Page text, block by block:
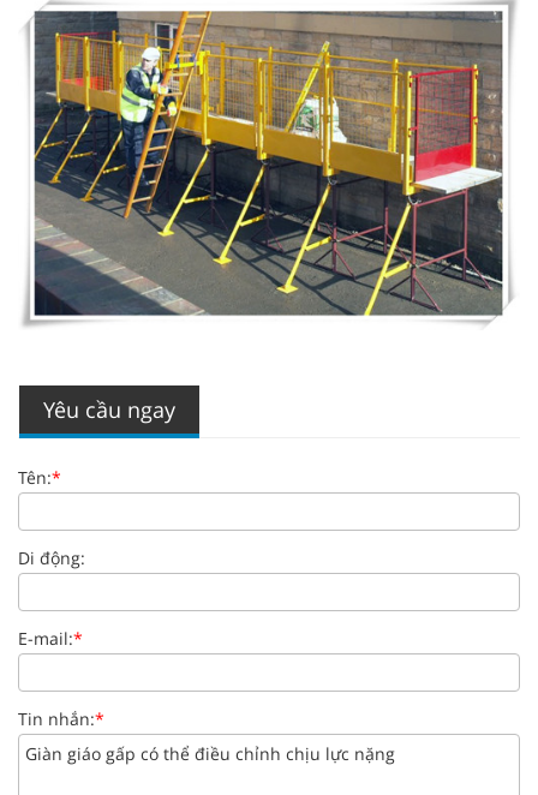
Yêu cầu ngay
Tên:*
Di động:
E-mail:*
Tin nhắn:*